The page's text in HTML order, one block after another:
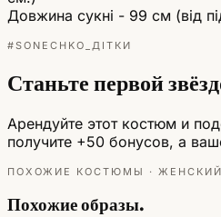
Довжина сукні - 99 см (від
#SONECHKO_ДІТКИ
Станьте первой
Арендуйте этот костюм и
получите +50 бонусов, а
ПОХОЖИЕ КОСТЮМЫ · ЖЕНСКИЙ
Похожие образы.